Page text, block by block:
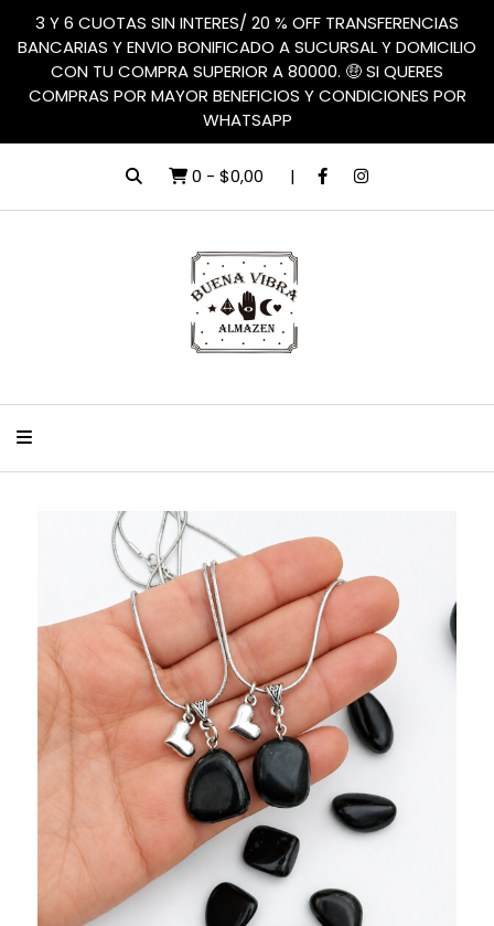
3 Y 6 CUOTAS SIN INTERES/ 20 % OFF TRANSFERENCIAS
BANCARIAS Y ENVIO BONIFICADO A SUCURSAL Y DOMICILIO
CON TU COMPRA SUPERIOR A 80000. 🤑 SI QUERES
COMPRAS POR MAYOR BENEFICIOS Y CONDICIONES POR
WHATSAPP
0 - $0,00